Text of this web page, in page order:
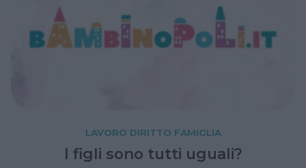
LAVORO DIRITTO FAMIGLIA
I figli sono tutti uguali?